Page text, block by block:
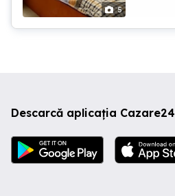
5
Descarcă aplicația Cazare24